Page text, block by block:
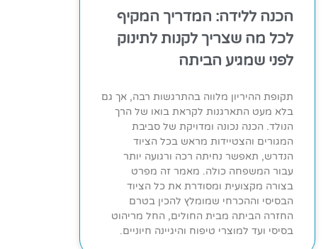
הכנה ללידה: המדריך המקיף
לכל מה שצריך לקנות לתינוק
לפני שמגיע הביתה
תקופת ההיריון מלווה בהתרגשות רבה, אך גם
בלא מעט התארגנות לקראת בואו של הרך
הנולד. הכנה נכונה ומדויקת של סביבת
המגורים והצטיידות מראש בכל הציוד
הנדרש, תאפשר נחיתה רכה ורגועה יותר
עבור המשפחה כולה. מאמר זה מפרט
בצורה מקצועית ומסודרת את כל הציוד
הבסיסי וההכרחי שמומלץ להכין בטרם
החזרה הביתה מבית החולים, החל מריהוט
בסיסי ועד למוצרי טיפוח והיגיינה חיוניים.